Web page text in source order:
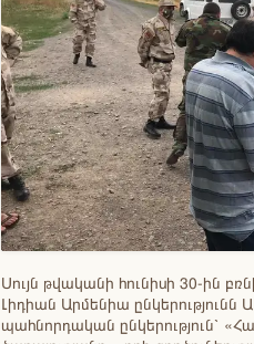
Սույն թվականի հունիսի 30-ին
Լիդիան Արմենիա
պահնորդական ընկերություն՝